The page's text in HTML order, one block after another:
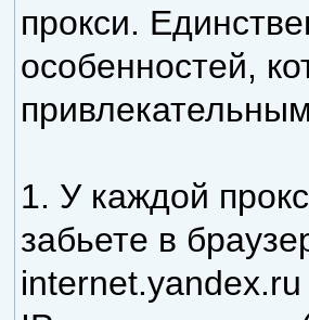
прокси.
особенностей,
1. У каждой
забьете в